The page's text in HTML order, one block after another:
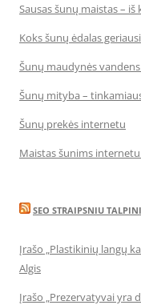
Sausas šunų maistas –
Koks šunų ėdalas
Šunų maudynės
Šunų mityba –
Šunų prekės internetu
Maistas šunims
SEO STRAIPSNIU
Įrašo „Plastikinių langų
Algis
Įrašo „Prezervatyvai yra